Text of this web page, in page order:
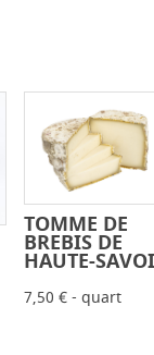
- +
TOMME DE
BREBIS DE
HAUTE-
7,50 € - quart